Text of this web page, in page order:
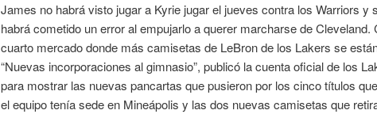
James no habrá visto jugar a Kyrie jugar el jueves contra los Warriors y
habrá cometido un error al empujarlo a querer marcharse de Cleveland.
cuarto mercado donde más camisetas de LeBron de los Lakers se
“Nuevas incorporaciones al gimnasio”, publicó la cuenta oficial de los
para mostrar las nuevas pancartas que pusieron por los cinco títulos
el equipo tenía sede en Mineápolis y las dos nuevas camisetas que